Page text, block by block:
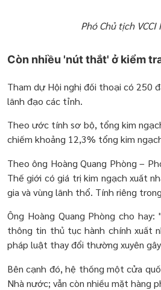
Phó Chủ tịch
Còn nhiều 'nút thắt' ở kiểm
Tham dự Hội nghị đối thoại có 250
lãnh đạo các tỉnh.
Theo ước tính sơ bộ, tổng kim
chiếm khoảng 12,3% tổng kim
Theo ông Hoàng Quang Phòng –
Thế giới có giá trị kim ngạch xuất
gia và vùng lãnh thổ. Tính riêng
Ông Hoàng Quang Phòng cho
thông tin thủ tục hành chính xuất
pháp luật thay đổi thường xuyên
Bên cạnh đó, hệ thống một cửa
Nhà nước; vẫn còn nhiều mặt hàng